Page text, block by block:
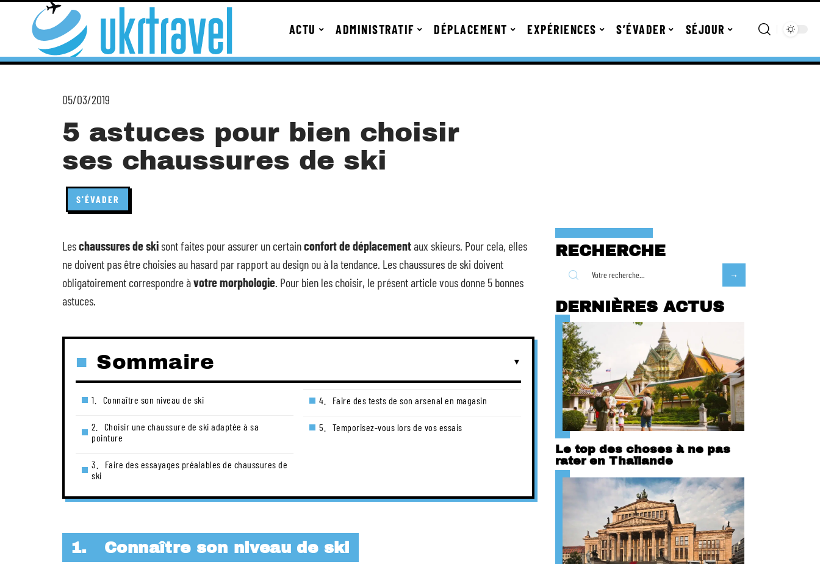
ACTU ADMINISTRATIF DÉPLACEMENT EXPÉRIENCES S’ÉVADER SÉJOUR
05/03/2019
5 astuces pour bien choisir
ses chaussures de ski
S'ÉVADER
Leschaussures de skisont faites pour assurer un certainconfort de déplacementaux skieurs. Pour cela, elles
ne doivent pas être choisies au hasard par rapport au design ou à la tendance. Les chaussures de ski doivent
obligatoirement correspondre àvotre morphologie. Pour bien les choisir, le présent article vous donne 5 bonnes
astuces.
Sommaire
1. Connaître son niveau de ski
2. Choisir une chaussure de ski adaptée à sa
pointure
3. Faire des essayages préalables de chaussures de
ski
4. Faire des tests de son arsenal en magasin
5. Temporisez-vous lors de vos essais
1. Connaître son niveau de ski
RECHERCHE
DERNIÈRES ACTUS
Le top des choses à ne pas
rater en Thaïlande